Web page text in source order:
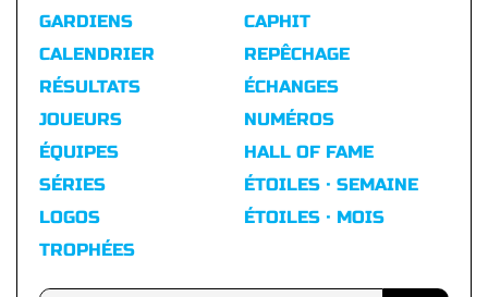
GARDIENS
CALENDRIER
RÉSULTATS
CAPHIT
REPÊCHAGE
ÉCHANGES
JOUEURS
ÉQUIPES
SÉRIES
LOGOS
TROPHÉES
NUMÉROS
HALL OF FAME
ÉTOILES · SEMAINE
ÉTOILES · MOIS